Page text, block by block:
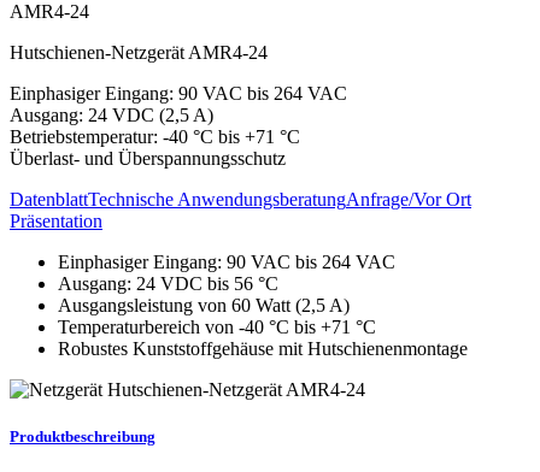
AMR4-24
Hutschienen-Netzgerät AMR4-24
Einphasiger Eingang: 90 VAC bis 264 VAC
Ausgang: 24 VDC (2,5 A)
Betriebstemperatur: -40 °C bis +71 °C
Überlast- und Überspannungsschutz
DatenblattTechnische AnwendungsberatungAnfrage/Vor Ort
Präsentation
Einphasiger Eingang: 90 VAC bis 264 VAC
Ausgang: 24 VDC bis 56 °C
Ausgangsleistung von 60 Watt (2,5 A)
Temperaturbereich von -40 °C bis +71 °C
Robustes Kunststoffgehäuse mit Hutschienenmontage
Produktbeschreibung